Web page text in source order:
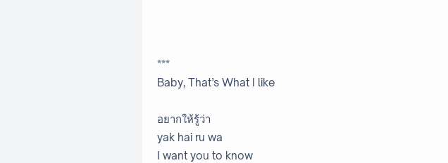
***
Baby, That’s What I like
อยากให้รู้ว่า
yak hai ru wa
I want you to know